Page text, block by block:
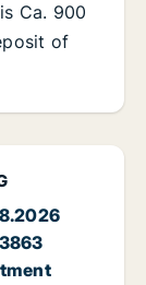
Ca. 900
of